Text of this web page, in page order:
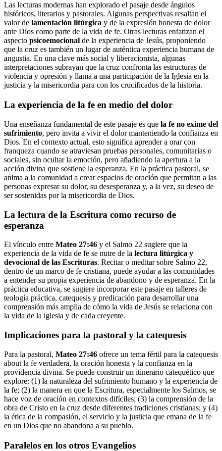
Las lecturas modernas han explorado el pasaje desde ángulos
históricos, literarios y pastorales. Algunas perspectivas resaltan el
valor de lamentación litúrgica y de la expresión honesta de dolor
ante Dios como parte de la vida de fe. Otras lecturas enfatizan el
aspecto psicoemocional de la experiencia de Jesús, proponiendo
que la cruz es también un lugar de auténtica experiencia humana de
angustia. En una clave más social y liberacionista, algunas
interpretaciones subrayan que la cruz confronta las estructuras de
violencia y opresión y llama a una participación de la Iglesia en la
justicia y la misericordia para con los crucificados de la historia.
La experiencia de la fe en medio del dolor
Una enseñanza fundamental de este pasaje es que la fe no exime del
sufrimiento, pero invita a vivir el dolor manteniendo la confianza en
Dios. En el contexto actual, esto significa aprender a orar con
franqueza cuando se atraviesan pruebas personales, comunitarias o
sociales, sin ocultar la emoción, pero añadiendo la apertura a la
acción divina que sostiene la esperanza. En la práctica pastoral, se
anima a la comunidad a crear espacios de oración que permitan a las
personas expresar su dolor, su desesperanza y, a la vez, su deseo de
ser sostenidas por la misericordia de Dios.
La lectura de la Escritura como recurso de
esperanza
El vínculo entre Mateo 27:46 y el Salmo 22 sugiere que la
experiencia de la vida de fe se nutre de la lectura litúrgica y
devocional de las Escrituras. Recitar o meditar sobre Salmo 22,
dentro de un marco de fe cristiana, puede ayudar a las comunidades
a entender su propia experiencia de abandono y de esperanza. En la
práctica educativa, se sugiere incorporar este pasaje en talleres de
teología práctica, catequesis y predicación para desarrollar una
comprensión más amplia de cómo la vida de Jesús se relaciona con
la vida de la iglesia y de cada creyente.
Implicaciones para la pastoral y la catequesis
Para la pastoral, Mateo 27:46 ofrece un tema fértil para la catequesis
about la fe verdadera, la oración honesta y la confianza en la
providencia divina. Se puede construir un itinerario catequético que
explore: (1) la naturaleza del sufrimiento humano y la experiencia de
la fe; (2) la manera en que la Escritura, especialmente los Salmos, se
hace voz de oración en contextos difíciles; (3) la comprensión de la
obra de Cristo en la cruz desde diferentes tradiciones cristianas; y (4)
la ética de la compasión, el servicio y la justicia que emana de la fe
en un Dios que no abandona a su pueblo.
Paralelos en los otros Evangelios